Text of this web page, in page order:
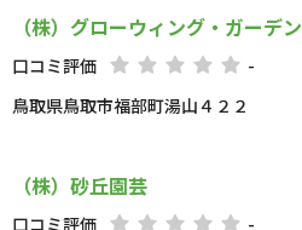
（株）グローウィング・ガーデン
口コミ評価
-
鳥取県鳥取市福部町湯山４２２
（株）砂丘園芸
口コミ評価
-